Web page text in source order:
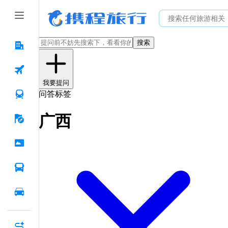
搜索
我要提问
问答标签
广西